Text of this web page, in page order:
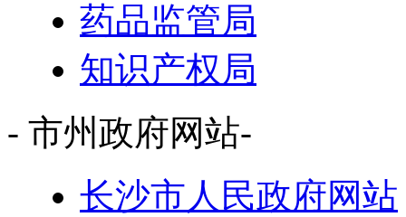
药品监管局
知识产权局
- 市州政府网站-
长沙市人民政府网站